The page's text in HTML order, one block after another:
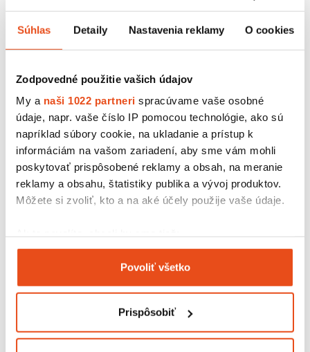
Súhlas Detaily Nastavenia reklamy O cookies
Zodpovedné použitie vašich údajov
My a naši 1022 partneri spracúvame vaše osobné
údaje, napr. vaše číslo IP pomocou technológie, ako sú
napríklad súbory cookie, na ukladanie a prístup k
informáciám na vašom zariadení, aby sme vám mohli
poskytovať prispôsobené reklamy a obsah, na meranie
reklamy a obsahu, štatistiky publika a vývoj produktov.
Môžete si zvoliť, kto a na aké účely použije vaše údaje.
Zhromažďovať informácie o vašej geografickej
polohe s presnosťou na niekoľko metrov
Identifikovať vaše zariadenie aktívnym
Viac informácií o tom, ako sa spracúvajú vaše osobné
Povoliť všetko
Prispôsobiť
50 ks v balení
Kartónová krabička 200x195x60
10,00 € bez DPH
25 ks v balení